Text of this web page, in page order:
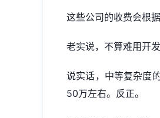
这些公司的收费会根
老实说，不算难用开
说实话，中等复杂度
50万左右。反正。